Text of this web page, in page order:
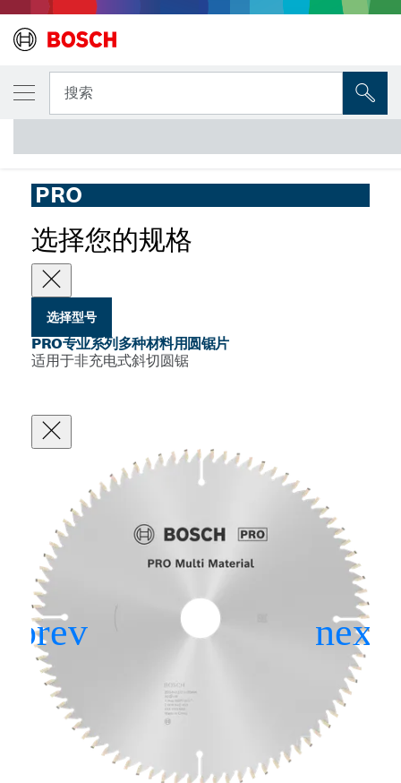
搜索
PRO
选择您的规格
选择型号
PRO专业系列多种材料用圆锯片
适用于非充电式斜切圆锯
您选择的型号
PRO专业系列多种材料用圆锯片